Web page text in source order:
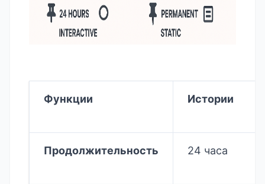
Функции Истории
Продолжительность 24 часа